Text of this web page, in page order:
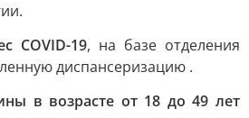
COVID-19, на базе отделения
диспансеризацию .
в возрасте от 18 до 49 лет